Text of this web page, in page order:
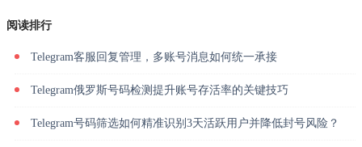
阅读排行
Telegram客服回复管理，多账号消息如何统一承接
Telegram俄罗斯号码检测提升账号存活率的关键技巧
Telegram号码筛选如何精准识别3天活跃用户并降低封号风险？